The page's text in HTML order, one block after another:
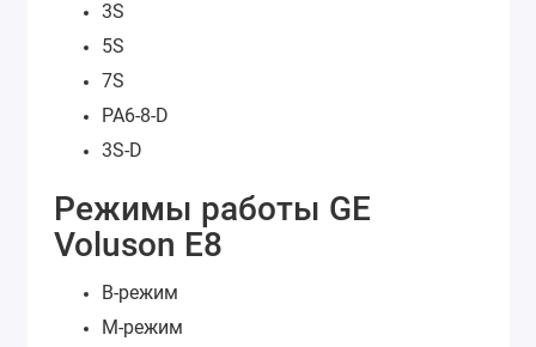
3S
5S
7S
PA6-8-D
3S-D
Режимы работы GE
Voluson E8
В-режим
М-режим